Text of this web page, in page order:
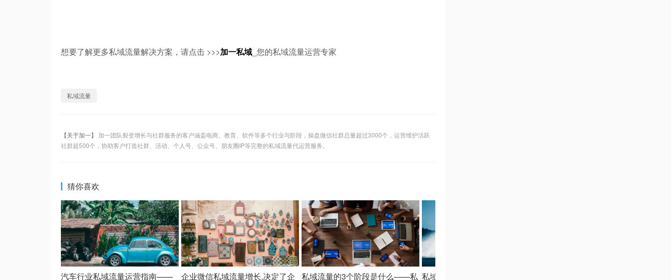
想要了解更多私域流量解决方案，请点击 >>>加一私域 _您的私域流量运营专家
私域流量
【关于加一】 加一团队裂变增长与社群服务的客户涵盖电商、教育、软件等多个行业与阶段，操盘微信社群总量超过3000个，运营维护活跃
社群超500个，协助客户打造社群、活动、个人号、公众号、朋友圈IP等完整的私域流量代运营服务。
猜你喜欢
汽车行业私域流量运营指南——
企业微信私域流量增长,决定了企
私域流量的3个阶段是什么——私 私域用户来了就走,搭建私域流量